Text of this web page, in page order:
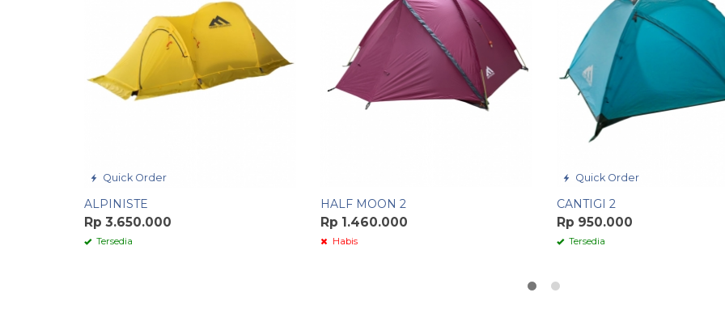
Quick Order
ALPINISTE
Rp 3.650.000
Tersedia
HALF MOON 2
Rp 1.460.000
Habis
Quick Order
CANTIGI 2
Rp 950.000
Tersedia